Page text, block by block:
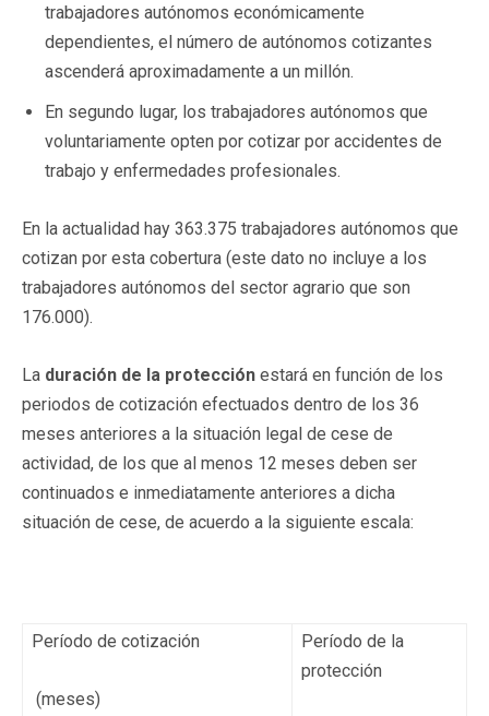
trabajadores autónomos económicamente
dependientes, el número de autónomos cotizantes
ascenderá aproximadamente a un millón.
En segundo lugar, los trabajadores autónomos que
voluntariamente opten por cotizar por accidentes de
trabajo y enfermedades profesionales.
En la actualidad hay 363.375 trabajadores autónomos que
cotizan por esta cobertura (este dato no incluye a los
trabajadores autónomos del sector agrario que son
176.000).
La duración de la protección estará en función de los
periodos de cotización efectuados dentro de los 36
meses anteriores a la situación legal de cese de
actividad, de los que al menos 12 meses deben ser
continuados e inmediatamente anteriores a dicha
situación de cese, de acuerdo a la siguiente escala:
Período de cotización
(meses)
Período de la
protección